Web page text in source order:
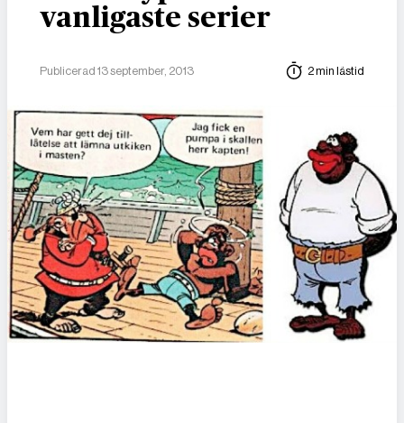
vanligaste serier
Publicerad 13 september, 2013 2 min lästid